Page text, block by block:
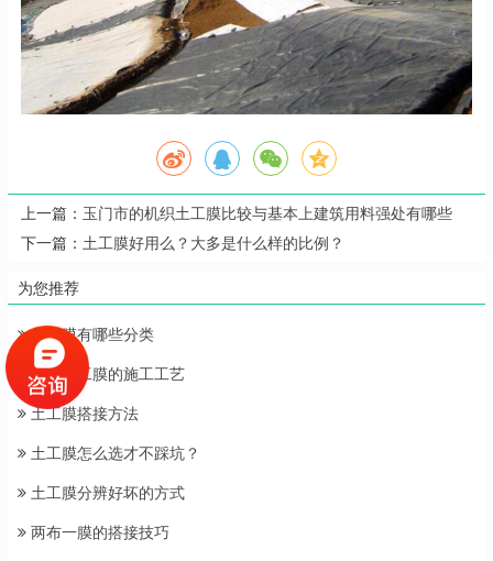
上一篇： 玉门市的机织土工膜比较与基本上建筑用料强处有哪些
下一篇： 土工膜好用么？大多是什么样的比例？
为您推荐
土工膜有哪些分类
光面土工膜的施工工艺
土工膜搭接方法
土工膜怎么选才不踩坑？
土工膜分辨好坏的方式
两布一膜的搭接技巧